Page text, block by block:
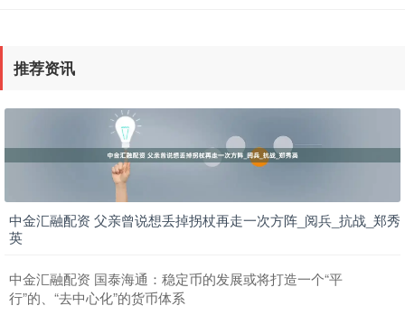
推荐资讯
中金汇融配资 父亲曾说想丢掉拐杖再走一次方阵_阅兵_抗战_郑秀
英
中金汇融配资 国泰海通：稳定币的发展或将打造一个“平
行”的、“去中心化”的货币体系